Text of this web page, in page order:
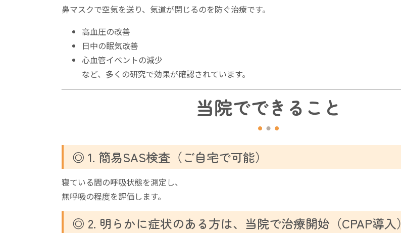
鼻マスクで空気を送り、気道が閉じるのを防ぐ治療です。
高血圧の改善
日中の眠気改善
心血管イベントの減少
など、多くの研究で効果が確認されています。
当院でできること
◎ 1. 簡易SAS検査（ご自宅で可能）
寝ている間の呼吸状態を測定し、
無呼吸の程度を評価します。
◎ 2. 明らかに症状のある方は、当院で治療開始（CPAP導入）